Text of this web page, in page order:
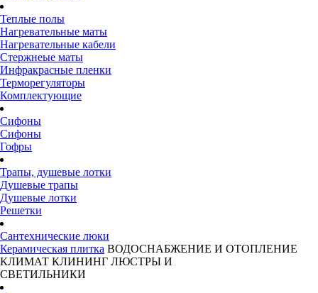
Теплые полы
Нагревательные маты
Нагревательные кабели
Стержнеые маты
Инфракрасные пленки
Терморегуляторы
Комплектующие
Сифоны
Сифоны
Гофры
Трапы, душевые лотки
Душевые трапы
Душевые лотки
Решетки
Сантехнические люки
Керамическая плитка ВОДОСНАБЖЕНИЕ И ОТОПЛЕНИЕ
КЛИМАТ КЛИНИНГ ЛЮСТРЫ И
СВЕТИЛЬНИКИ